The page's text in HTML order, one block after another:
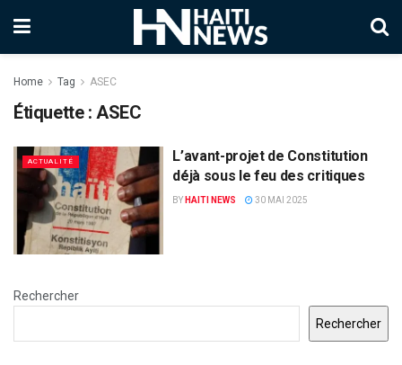
Home Tag ASEC
Étiquette :ASEC
ACTUALITÉ
L’avant-projet de Constitution
déjà sous le feu des critiques
BY HAITI NEWS 30 MAI 2025
Rechercher
Rechercher